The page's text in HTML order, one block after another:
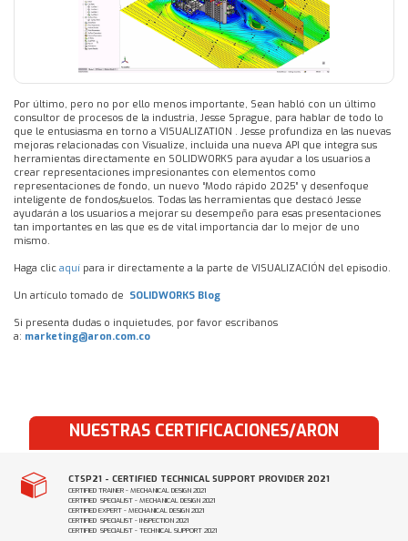
Por último, pero no por ello menos importante, Sean habló con un último
consultor de procesos de la industria, Jesse Sprague, para hablar de todo lo
que le entusiasma en torno a VISUALIZATION . Jesse profundiza en las nuevas
mejoras relacionadas con Visualize, incluida una nueva API que integra sus
herramientas directamente en SOLIDWORKS para ayudar a los usuarios a
crear representaciones impresionantes con elementos como
representaciones de fondo, un nuevo “Modo rápido 2025” y desenfoque
inteligente de fondos/suelos. Todas las herramientas que destacó Jesse
ayudarán a los usuarios a mejorar su desempeño para esas presentaciones
tan importantes en las que es de vital importancia dar lo mejor de uno
mismo.
Haga clic aquí para ir directamente a la parte de VISUALIZACIÓN del episodio.
Un artículo tomado de SOLIDWORKS Blog
Si presenta dudas o inquietudes, por favor escribanos
a: marketing@aron.com.co
NUESTRAS CERTIFICACIONES/ARON
CTSP21 - CERTIFIED TECHNICAL SUPPORT PROVIDER 2021
CERTIFIED TRAINER - MECHANICAL DESIGN 2021
CERTIFIED SPECIALIST - MECHANICAL DESIGN 2021
CERTIFIED EXPERT - MECHANICAL DESIGN 2021
CERTIFIED SPECIALIST - INSPECTION 2021
CERTIFIED SPECIALIST - TECHNICAL SUPPORT 2021